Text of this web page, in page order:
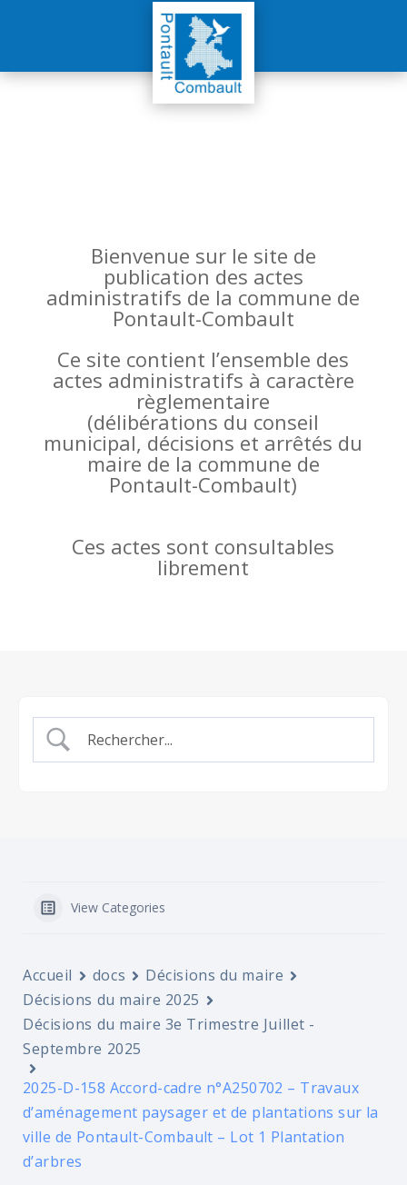
Bienvenue sur le site de
publication des actes
administratifs de la commune de
Pontault-Combault
Ce site contient l’ensemble des
actes administratifs à caractère
règlementaire
(délibérations du conseil
municipal, décisions et arrêtés du
maire de la commune de
Pontault-Combault)
Ces actes sont consultables
librement
View Categories
Accueil docs
Décisions du maire
Décisions du maire 2025
Décisions du maire 3e Trimestre Juillet -
Septembre 2025
2025-D-158 Accord-cadre n°A250702 – Travaux
d’aménagement paysager et de plantations sur la
ville de Pontault-Combault – Lot 1 Plantation
d’arbres